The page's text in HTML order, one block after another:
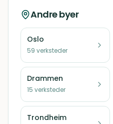
Andre byer
Oslo
59 verksteder
Drammen
15 verksteder
Trondheim